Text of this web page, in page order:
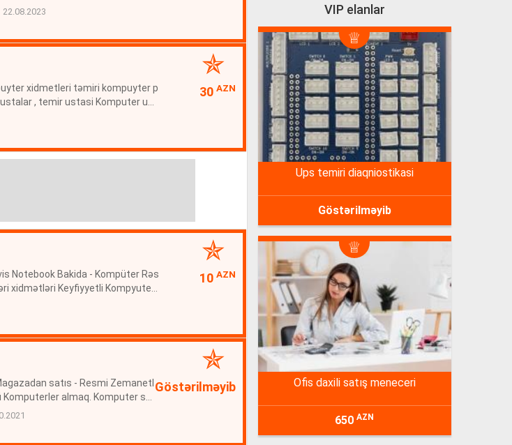
VIP elanlar
ups temiri diaqniostikasi
Göstərilməyib
ofis daxili satış meneceri
650AZN
yazilmasi təmizlənməsi it xidm
22.08.2023
xidmetleri təmiri kompuyter p
, temir ustasi Komputer ust
ustası — Bakı, Azərbaycan
30 AZN
Notebook Bakida - Kompüter Rəs
xidmətləri Keyfiyyetli Kompyuter
Bakıda kompüter və no
10 AZN
satıs - Resmi Zemanetl
almaq. Komputer sa
Personal kompüter s
Göstərilməyib